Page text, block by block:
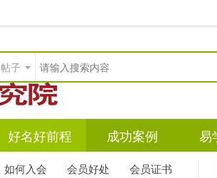
帖子
好名好前程 成功案例 易
如何入会 会员好处
会员证书